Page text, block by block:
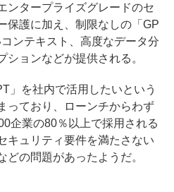
ンタープライズグレードのセ
保護に加え、制限なしの「GP
ンテキスト、高度なデータ分
ョンなどが提供される。
」を社内で活用したいという
っており、ローンチからわず
企業の80％以上で採用される
キュリティ要件を満たさない
どの問題があったようだ。